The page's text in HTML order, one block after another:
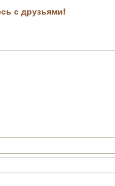
с друзьями!